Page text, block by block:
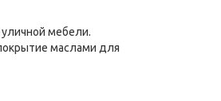
мебели.
маслами для